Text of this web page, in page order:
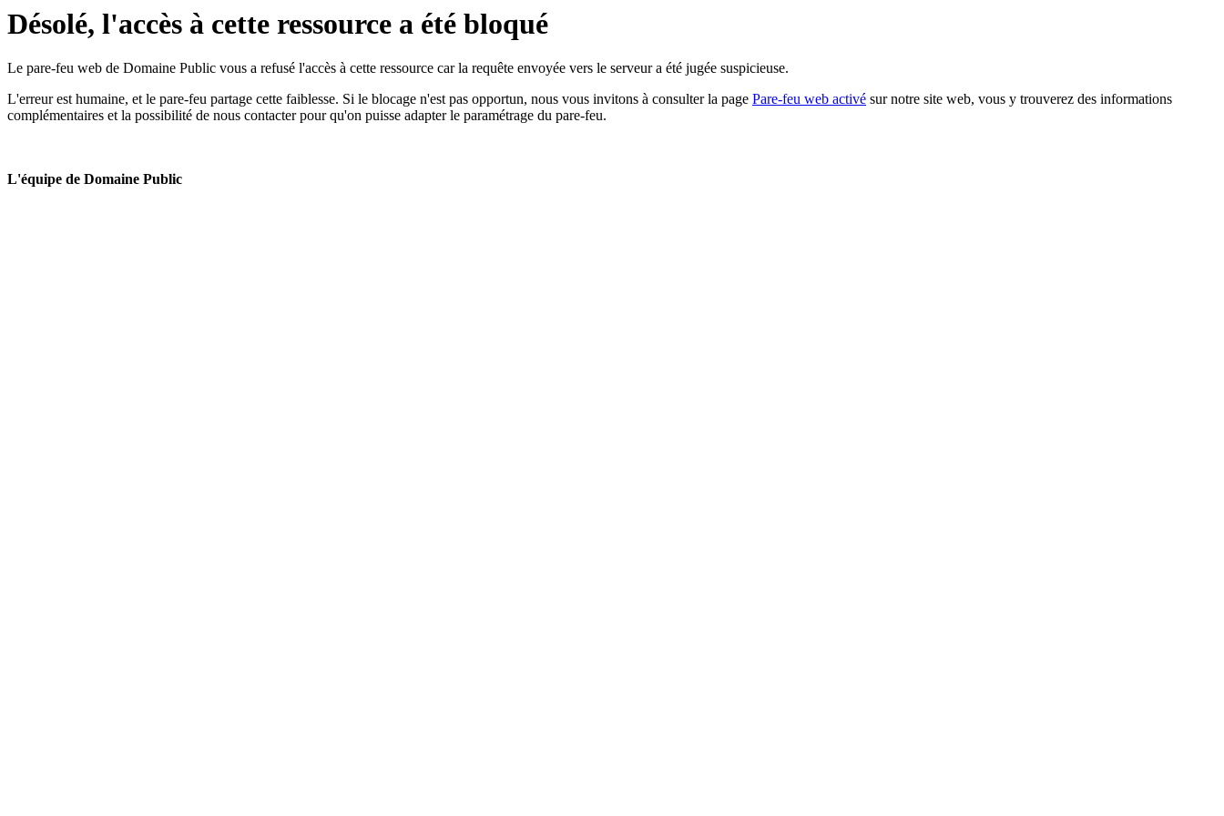
Désolé, l'accès à cette ressource a été bloqué
Le pare-feu web de Domaine Public vous a refusé l'accès à cette ressource car la requête envoyée vers le serveur a été jugée suspicieuse.
L'erreur est humaine, et le pare-feu partage cette faiblesse. Si le blocage n'est pas opportun, nous vous invitons à consulter la page Pare-feu web activé sur notre site web, vous y trouverez des informations
complémentaires et la possibilité de nous contacter pour qu'on puisse adapter le paramétrage du pare-feu.
L'équipe de Domaine Public